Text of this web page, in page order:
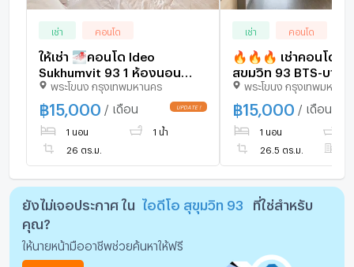
เช่า คอนโด
ให้เช่า 🌁คอนโด Ideo
Sukhumvit 93 1 ห้องนอน
เฟอร์ครบ ทำเลดี🚇 ใกล้ BTS
บางจาก
พระโขนง กรุงเทพมหานคร
฿15,000 / เดือน
1 นอน 1 น้ำ
26 ตร.ม.
เช่า คอนโด
🔥🔥🔥 เช่าคอนโด ไอดีโอ
สุขุมวิท 93 BTS-บางจ
พระโขนง เขต คลองเ
กรุงเทพ CX-106870
ไลน์
ทันที ทีมงานมืออาชีพ
🔥
พระโขนง กรุงเทพมหานค
฿15,000 / เดือน
1 นอน
26.5 ตร.ม.
ยังไม่เจอประกาศ ใน ไอดีโอ สุขุมวิท 93
ที่ใช่สำหรับ
คุณ?
ให้นายหน้ามืออาชีพช่วยค้นหาให้ฟรี